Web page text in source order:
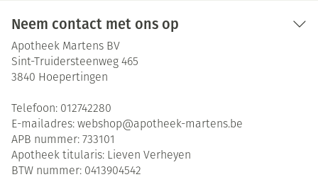
Neem contact met ons op
Apotheek Martens BV
Sint-Truidersteenweg 465
3840 Hoepertingen
Telefoon: 012742280
E-mailadres: webshop@apotheek-martens.be
APB nummer: 733101
Apotheek titularis: Lieven Verheyen
BTW nummer: 0413904542